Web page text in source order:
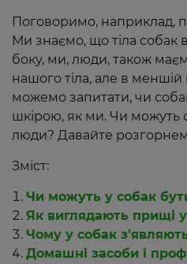
Поговоримо, наприклад,
Ми знаємо, що тіла собак
боку, ми, люди, також
нашого тіла, але в меншій
можемо запитати, чи
шкірою, як ми. Чи можуть
люди? Давайте
Зміст:
Чи можуть у собак
Як виглядають прищі
Чому у собак
Домашні засоби і